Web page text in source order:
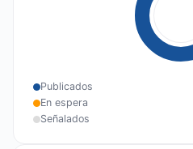
Publicados
En espera
Señalados